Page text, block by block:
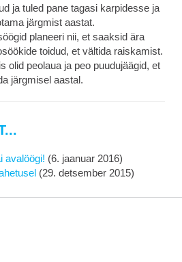
ja tuled pane tagasi karpidesse ja
järgmist aastat.
planeeri nii, et saaksid ära
toidud, et vältida raiskamist.
olid peolaua ja peo puudujäägid, et
järgmisel aastal.
avalöögi! (6. jaanuar 2016)
(29. detsember 2015)